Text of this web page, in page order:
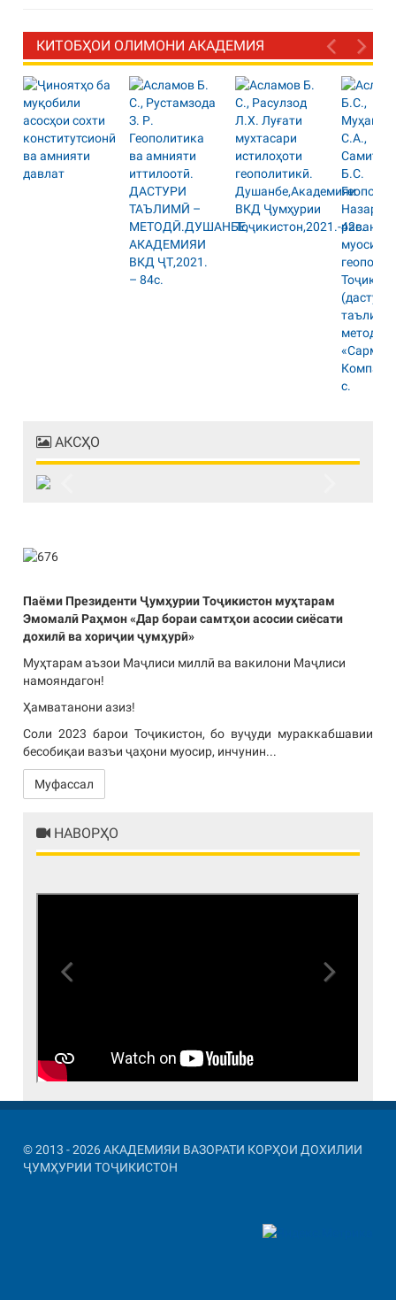
КИТОБҲОИ ОЛИМОНИ АКАДЕМИЯ
АКСҲО
Паёми Президенти Ҷумҳурии Тоҷикистон муҳтарам
Эмомалӣ Раҳмон «Дар бораи самтҳои асосии сиёсати
дохилӣ ва хориҷии ҷумҳурӣ»
Муҳтарам аъзои Маҷлиси миллӣ ва вакилони Маҷлиси
намояндагон!
Ҳамватанони азиз!
Соли 2023 барои Тоҷикистон, бо вуҷуди мураккабшавии
бесобиқаи вазъи ҷаҳони муосир, инчунин...
Муфассал
НАВОРҲО
© 2013 - 2026 АКАДЕМИЯИ ВАЗОРАТИ КОРҲОИ ДОХИЛИИ
ҶУМҲУРИИ ТОҶИКИСТОН